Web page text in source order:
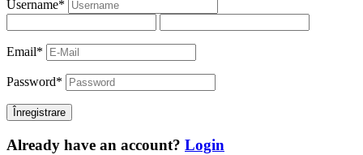
Username*
Email*
Password*
Already have an account? Login